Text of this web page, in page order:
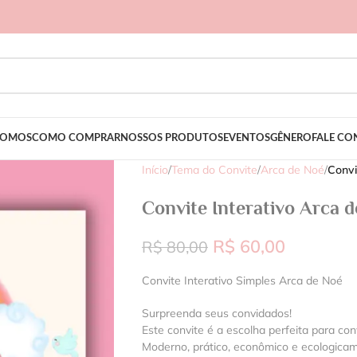
COMO COMPRARNOSSOS PRODUTOSEVENTOSGÊNERO FALE
Início/Tema do Convite/Arca de Noé/
Convite Interativo Arca
R$80,00 R$ 60,00
Convite Interativo Simples Arca de Noé
Surpreenda seus convidados!
Este convite é a escolha perfeita para
Moderno, prático, econômico e